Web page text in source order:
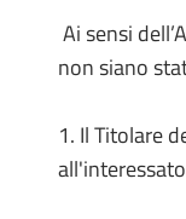
Ai sensi
non siano
1. Il Titolare